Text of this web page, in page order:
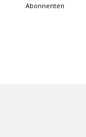
Abonnenten